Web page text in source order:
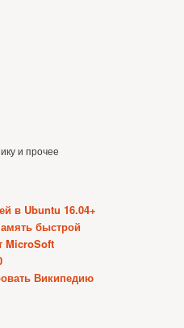
и прочее
в Ubuntu 16.04+
быстрой
MicroSoft
Википедию